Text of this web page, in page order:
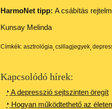
HarmoNet tipp: A csábítás
Kunsay Melinda
Címkék: asztrológia csillagjegyek
Kapcsolódó hírek:
A depresszió sejtszinten öregít
Hogyan működtethető az